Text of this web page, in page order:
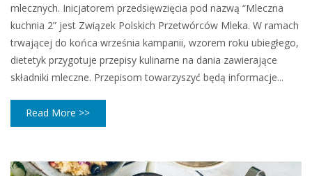
mlecznych. Inicjatorem przedsięwzięcia pod nazwą “Mleczna
kuchnia 2” jest Związek Polskich Przetwórców Mleka. W ramach
trwającej do końca września kampanii, wzorem roku ubiegłego,
dietetyk przygotuje przepisy kulinarne na dania zawierające
składniki mleczne. Przepisom towarzyszyć będą informacje...
Read More >>